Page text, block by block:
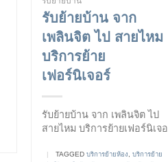
รับย้ายบ้าน จาก
เพลินจิต ไป สายไหม
บริการย้าย
เฟอร์นิเจอร์
รับย้ายบ้าน จาก เพลินจิต ไป
สายไหม บริการย้ายเฟอร์นิเจอ
| TAGGED บริการย้ายห้อง
บริการย้าย